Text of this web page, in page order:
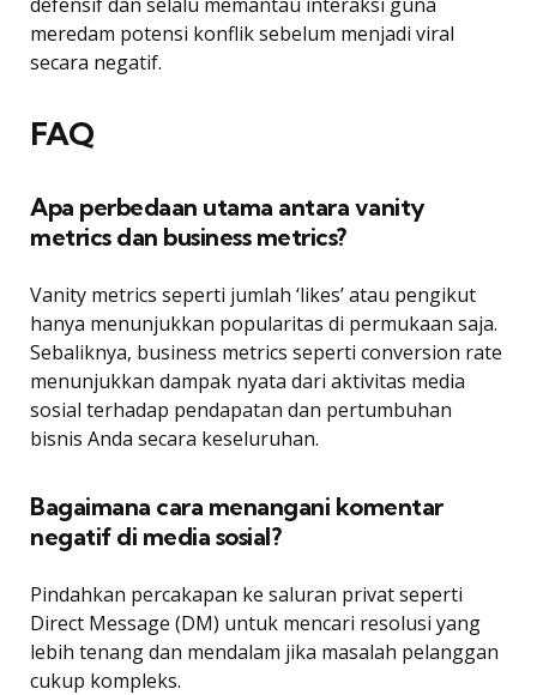
meredam potensi konflik sebelum menjadi viral
secara negatif.
FAQ
Apa perbedaan utama antara vanity
metrics dan business metrics?
Vanity metrics seperti jumlah ‘likes’ atau pengikut
hanya menunjukkan popularitas di permukaan saja.
Sebaliknya, business metrics seperti conversion rate
menunjukkan dampak nyata dari aktivitas media
sosial terhadap pendapatan dan pertumbuhan
bisnis Anda secara keseluruhan.
Bagaimana cara menangani komentar
negatif di media sosial?
Pindahkan percakapan ke saluran privat seperti
Direct Message (DM) untuk mencari resolusi yang
lebih tenang dan mendalam jika masalah pelanggan
cukup kompleks.